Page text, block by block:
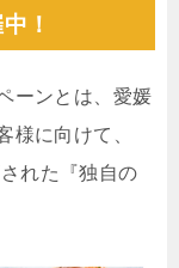
！
ーンとは、愛媛
様に向けて、
れた『独自の